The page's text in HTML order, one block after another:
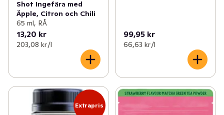
Shot Ingefära med
Äpple, Citron och Chili
65 ml, RÅ
13,20 kr
203,08 kr /l
99,95 kr
66,63 kr /l
Extrapris